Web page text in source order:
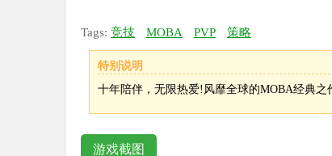
Tags: 竞技 MOBA PVP 策略
特别说明
十年陪伴，无限热爱!风靡全球的MOBA经典
游戏截图